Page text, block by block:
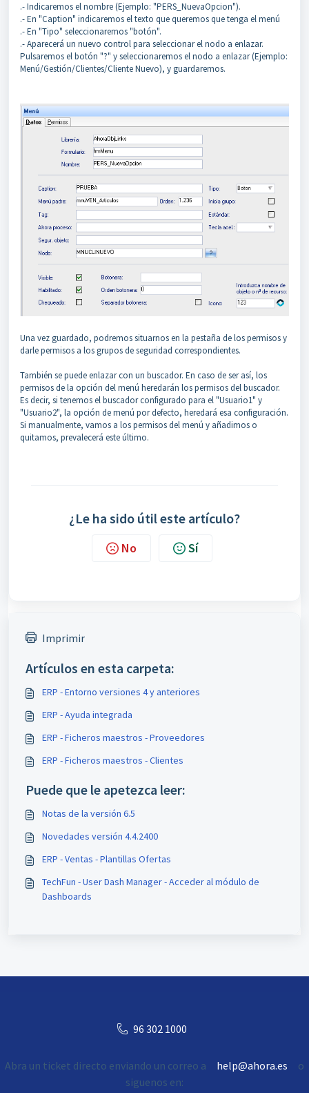
.- Indicaremos el nombre (Ejemplo: "PERS_NuevaOpcion").
.- En "Caption" indicaremos el texto que queremos que tenga el menú
.- En "Tipo" seleccionaremos "botón".
.- Aparecerá un nuevo control para seleccionar el nodo a enlazar.
Pulsaremos el botón "?" y seleccionaremos el nodo a enlazar (Ejemplo:
Menú/Gestión/Clientes/Cliente Nuevo), y guardaremos.
Una vez guardado, podremos situarnos en la pestaña de los permisos y
darle permisos a los grupos de seguridad correspondientes.
También se puede enlazar con un buscador. En caso de ser así, los
permisos de la opción del menú heredarán los permisos del buscador.
Es decir, si tenemos el buscador configurado para el "Usuario1" y
"Usuario2", la opción de menú por defecto, heredará esa configuración.
Si manualmente, vamos a los permisos del menú y añadimos o
quitamos, prevalecerá este último.
¿Le ha sido útil este artículo?
No Sí
Imprimir
Artículos en esta carpeta:
ERP - Entorno versiones 4 y anteriores
ERP - Ayuda integrada
ERP - Ficheros maestros - Proveedores
ERP - Ficheros maestros - Clientes
Puede que le apetezca leer:
Notas de la versión 6.5
Novedades versión 4.4.2400
ERP - Ventas - Plantillas Ofertas
TechFun - User Dash Manager - Acceder al módulo de
Dashboards
96 302 1000
Abra un ticket directo enviando un correo a help@ahora.es
o
siguenos en: